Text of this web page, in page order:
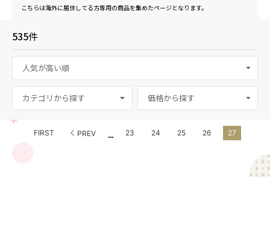
こちらは海外に居住してる方専用の商品を集めたページとなります。
535件
カテゴリから探す
FIRST PREV ... 23 24 25 26 27